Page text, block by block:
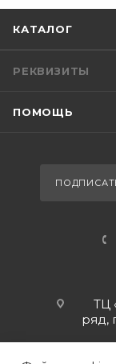
КАТАЛОГ
РЕКВИЗИТЫ
ПОМОЩЬ
ТЦ
ряд,